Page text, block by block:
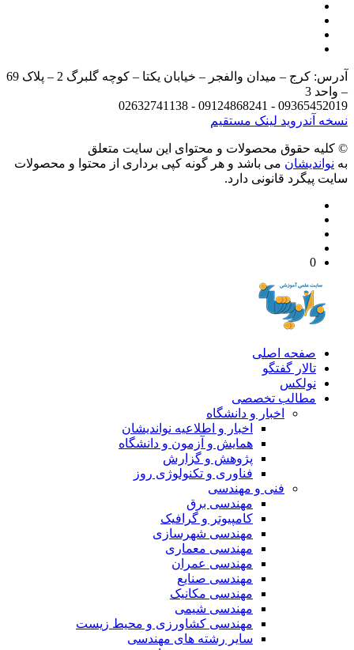
آدرس: کرج – میدان والفجر – خیابان یکتا – کوچه گلبرگ 2 – پلاک 69
3
09365452019 - 09124868241 -
آندرویدلینک مستقیم
حقوق محصولات و محتوای اين سایت متعلق
می باشد و هر گونه کپی برداری از محتوا و محصولات
پیگرد قانونی دارد.
صفحه اصلی
تالار گفتگو
نولکس
مطالب تخصصی
اخبار و دانشگاه
اخبار و اطلاعیه نواندیشان
همایش و آزمون و دانشگاه
پژوهش و گزارش
فناوری و تکنولوژی روز
فنی و مهندسی
مهندسی برق
کامپیوتر و گرافیک
مهندسی شهرسازی
مهندسی معماری
مهندسی عمران
مهندسی صنایع
مهندسی مکانیک
مهندسی شیمی
مهندسی کشاورزی و محیط زیست
سایر رشته های مهندسی